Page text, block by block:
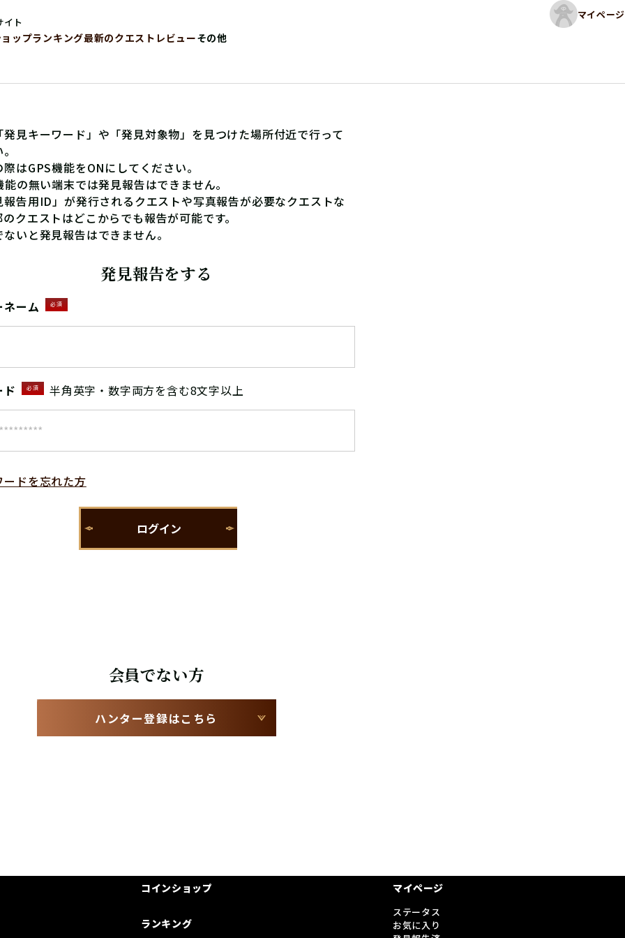
イト
マイページ
ップランキング最新のクエストレビューその他
発見キーワード」や「発見対象物」を見つけた場所付近で行って
はGPS機能をONにしてください。
の無い端末では発見報告はできません。
告用ID」が発行されるクエストや写真報告が必要なクエストな
のクエストはどこからでも報告が可能です。
いと発見報告はできません。
発見報告をする
ネーム 必須
ド 必須 半角英字・数字両方を含む8文字以上
ードを忘れた方
会員でない方
ハンター登録はこちら
コインショップ
ランキング
マイページ
ステータス
お気に入り